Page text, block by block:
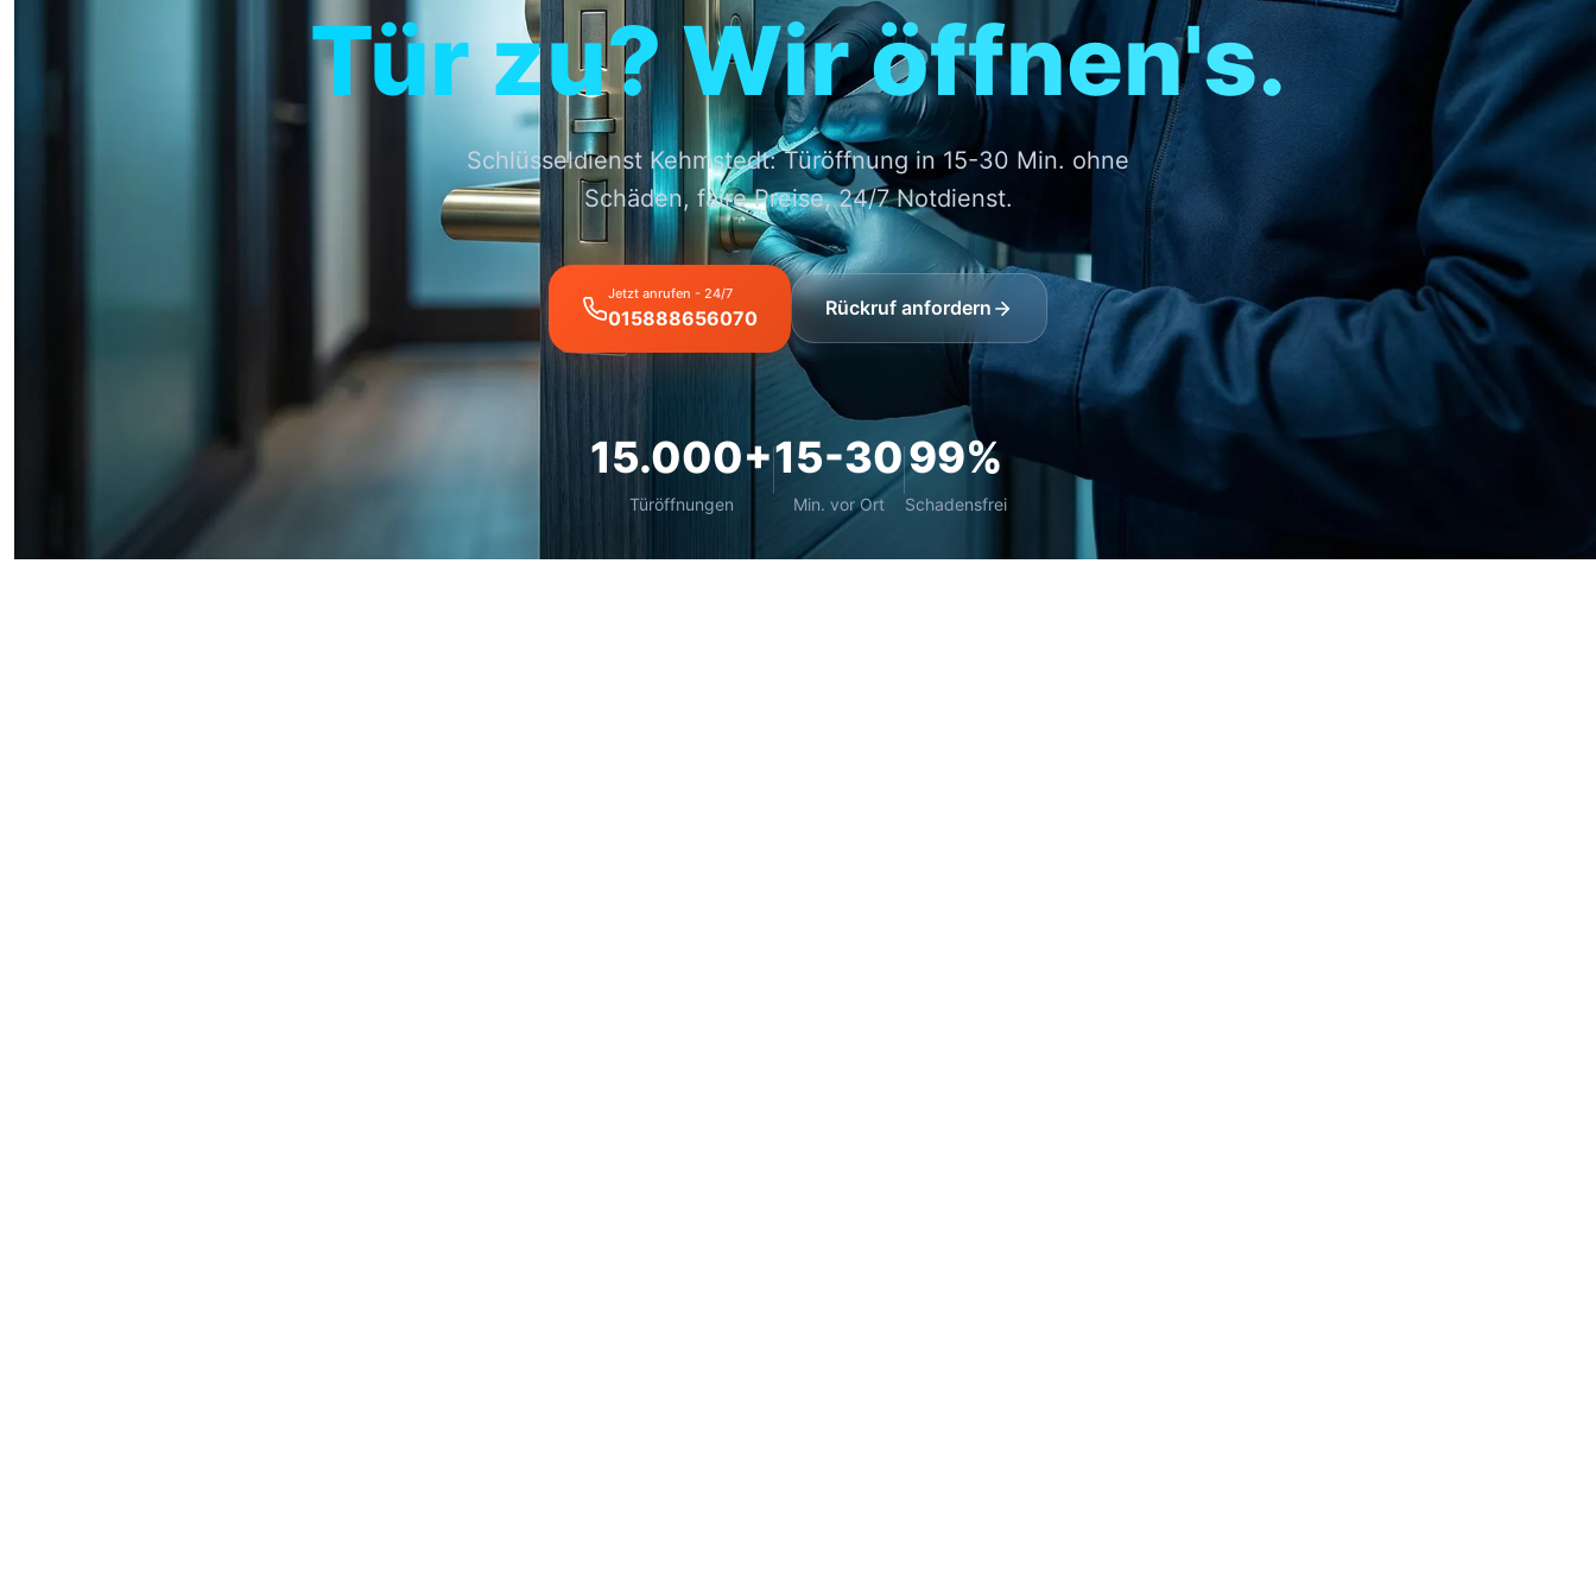
Tür zu? Wir öffnen's.
Schlüsseldienst Kehmstedt: Türöffnung in 15-30 Min. ohne
Schäden, faire Preise, 24/7 Notdienst.
Jetzt anrufen - 24/7
015888656070 Rückruf anfordern
15.000+
Türöffnungen
15-30
Min. vor Ort
99%
Schadensfrei